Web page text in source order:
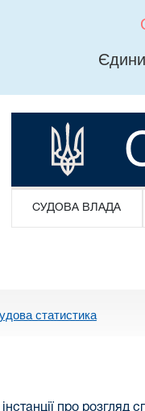
СУДОВА ВЛАДА
статистика
про розгляд